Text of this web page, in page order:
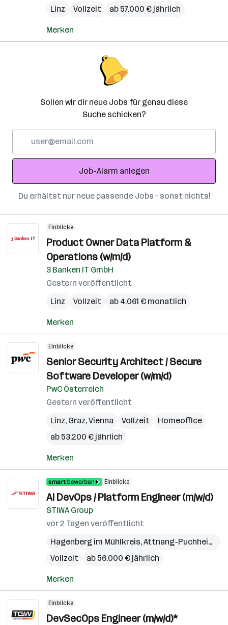
Linz
Vollzeit ab 57.000 € jährlich
Merken
Sollen wir dir neue Jobs für genau diese
Suche schicken?
Adresse
Job-Alarm anlegen
Du erhältst nur neue passende Jobs – sonst nichts!
Einblicke
Product Owner Data Platform &
Operations (w/m/d)
3 Banken IT GmbH
Gestern veröffentlicht
Linz
Vollzeit ab 4.061 € monatlich
Merken
Einblicke
Senior Security Architect / Secure
Software Developer (w/m/d)
PwC Österreich
Gestern veröffentlicht
Linz, Graz,Vienna Vollzeit
Homeoffice
ab 53.200 € jährlich
Merken
Einblicke
AI DevOps / Platform Engineer (m/w/d)
STIWA Group
vor 2 Tagen veröffentlicht
Hagenberg im Mühlkreis,Attnang-Puchheim
Vollzeit
ab 56.000 € jährlich
Merken
Einblicke
DevSecOps Engineer (m/w/d)*